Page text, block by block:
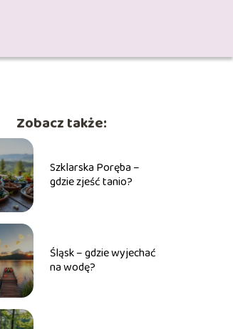
Zobacz także:
Szklarska Poręba –
gdzie zjeść tanio?
Śląsk – gdzie wyjechać
na wodę?